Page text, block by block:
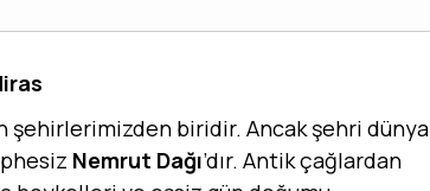
şehirlerimizden biridir. Ancak şehri dünya
Nemrut Dağı’dır. Antik çağlardan